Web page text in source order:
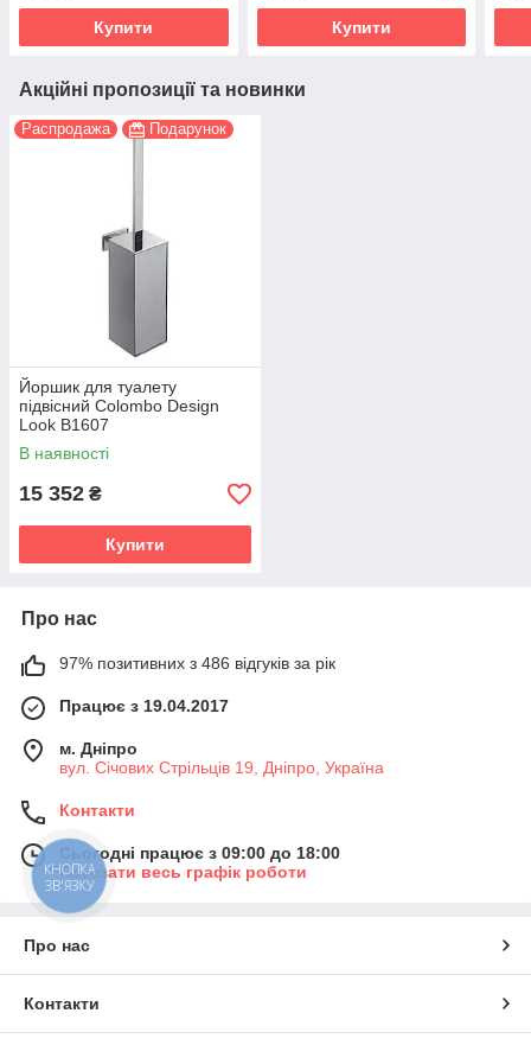
Купити Купити
Акційні пропозиції та новинки
Распродажа Подарунок
Йоршик для туалету
підвісний Colombo Design
Look B1607
В наявності
15 352 ₴
Купити
Про нас
97% позитивних з 486 відгуків за рік
Працює з 19.04.2017
м. Дніпро
вул. Січових Стрільців 19, Дніпро, Україна
Контакти
Сьогодні працює з 09:00 до 18:00
Показати весь графік роботи
Про нас
Контакти
КНОПКА
ЗВ'ЯЗКУ